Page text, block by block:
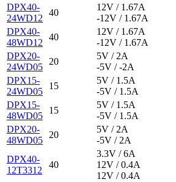
DPX40-
24WD12
40
12V / 1.67A
-12V / 1.67A
DPX40-
48WD12
40
12V / 1.67A
-12V / 1.67A
DPX20-
24WD05
20
5V / 2A
-5V / -2A
DPX15-
24WD05
15
5V / 1.5A
-5V / 1.5A
DPX15-
48WD05
15
5V / 1.5A
-5V / 1.5A
DPX20-
48WD05
20
5V / 2A
-5V / 2A
DPX40-
12T3312
40
3.3V / 6A
12V / 0.4A
12V / 0.4A